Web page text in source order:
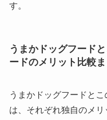
す。
うまかドッグフード
ードのメリット比較
うまかドッグフードと
は、それぞれ独自のメ